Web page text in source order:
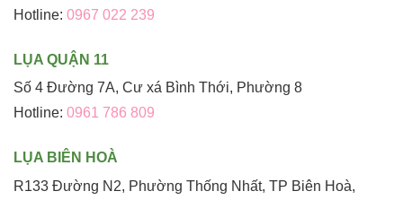
Hotline: 0967 022 239
LỤA QUẬN 11
Số 4 Đường 7A, Cư xá Bình Thới, Phường 8
Hotline: 0961 786 809
LỤA BIÊN HOÀ
R133 Đường N2, Phường Thống Nhất, TP Biên Hoà,